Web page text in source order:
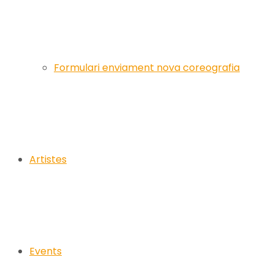
Formulari enviament nova coreografia
Artistes
Events